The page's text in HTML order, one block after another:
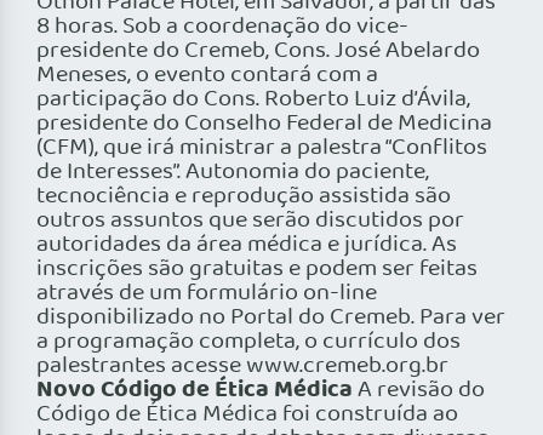
8 horas. Sob a coordenação do vice-
presidente do Cremeb, Cons. José Abelardo
Meneses, o evento contará com a
participação do Cons. Roberto Luiz d’Ávila,
presidente do Conselho Federal de Medicina
(CFM), que irá ministrar a palestra “Conflitos
de Interesses”. Autonomia do paciente,
tecnociência e reprodução assistida são
outros assuntos que serão discutidos por
autoridades da área médica e jurídica. As
inscrições são gratuitas e podem ser feitas
através de um formulário on-line
disponibilizado no Portal do Cremeb. Para ver
a programação completa, o currículo dos
palestrantes acesse www.cremeb.org.br
Novo Código de Ética MédicaA revisão do
Código de Ética Médica foi construída ao